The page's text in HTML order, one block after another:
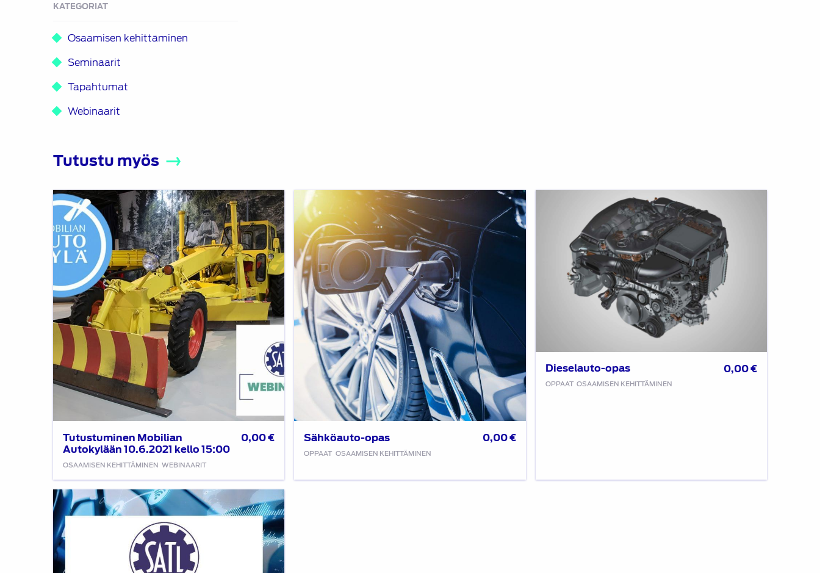
KATEGORIAT
Osaamisen kehittäminen
Seminaarit
Tapahtumat
Webinaarit
Tutustu myös
Tutustuminen Mobilian
Autokylään 10.6.2021 kello 15:00
OSAAMISEN KEHITTÄMINEN WEBINAARIT
0,00€
Tutustuminen
Mobilian
Autokylään
10.6.2021
kello
Sähköauto-opas
OPPAAT OSAAMISEN KEHITTÄMINEN
0,00€
Sähköauto-
opas
Dieselauto-opas
OPPAAT OSAAMISEN KEHITTÄMINEN
0,00€
Liikenteen
trendit
9.11.2020